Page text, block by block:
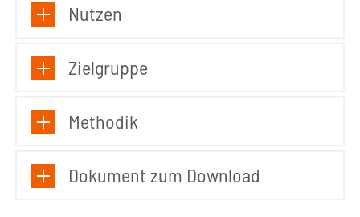
Nutzen
Zielgruppe
Methodik
Dokument zum Download